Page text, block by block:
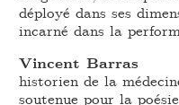
déployé dans ses
incarné dans la
Vincent Barras
historien de la
soutenue pour la